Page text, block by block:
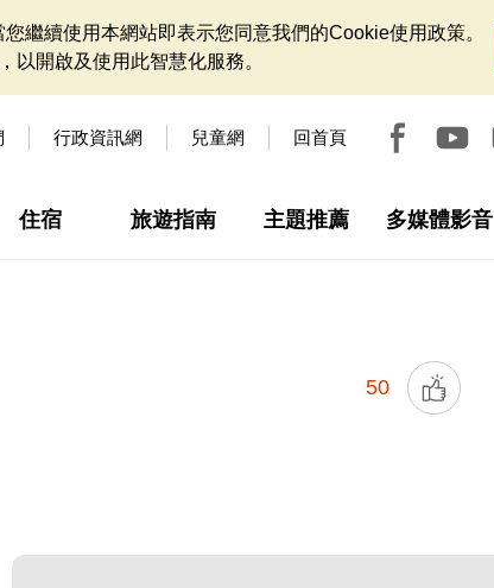
繼續使用本網站即表示您同意我們的Cookie使用政策。
以開啟及使用此智慧化服務。
行政資訊網 兒童網 回首頁
住宿 旅遊指南 主題推薦 多媒體影音
50